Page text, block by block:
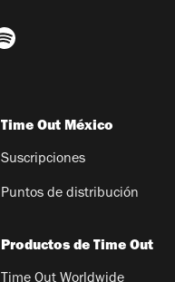
Time Out México
Suscripciones
Puntos de distribución
Productos de Time Out